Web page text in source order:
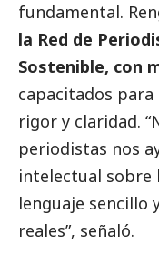
fundamental.
la Red de
Sostenible, con
capacitados
rigor y claridad.
periodistas nos
intelectual sobre
lenguaje sencillo
reales”, señaló.